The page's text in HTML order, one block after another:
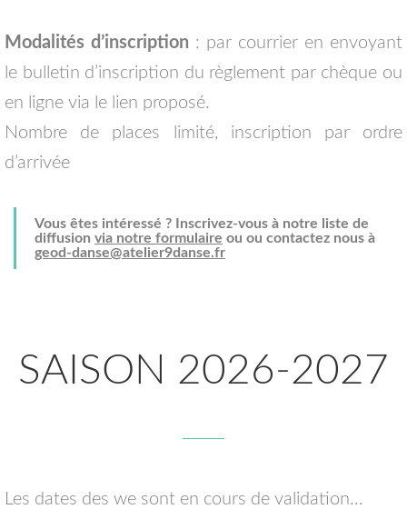
Modalités d’inscription : par courrier en envoyant
le bulletin d’inscription du règlement par chèque ou
en ligne via le lien proposé.
Nombre de places limité, inscription par ordre
d’arrivée
Vous êtes intéressé ? Inscrivez-vous à notre liste de
diffusion via notre formulaire ou ou contactez nous à
geod-danse@atelier9danse.fr
SAISON 2026-2027
Les dates des we sont en cours de validation...